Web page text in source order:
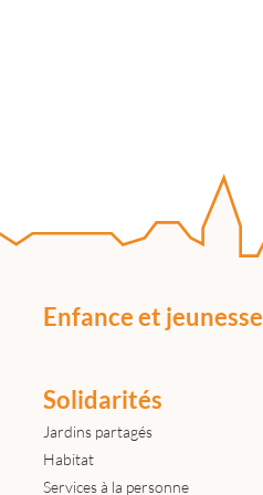
Enfance et jeunesse
Solidarités
Jardins partagés
Habitat
Services à la personne